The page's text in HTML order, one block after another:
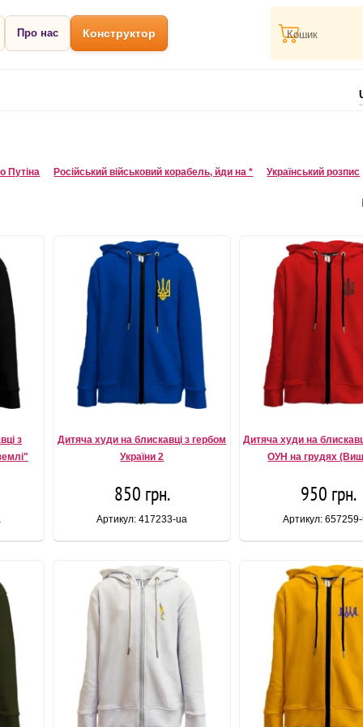
Про нас Конструктор Кошик
Путіна Російський військовий корабель, йди на * Український розпис
з
Дитяча худи на блискавці з гербом
України 2
850 грн.
Артикул: 417233-ua
Дитяча худи на
ОУН на грудях
950 грн.
Артикул: